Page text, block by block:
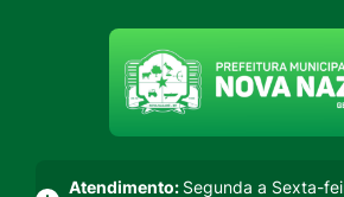
Seção do
Atendimento: Segunda a Sexta-